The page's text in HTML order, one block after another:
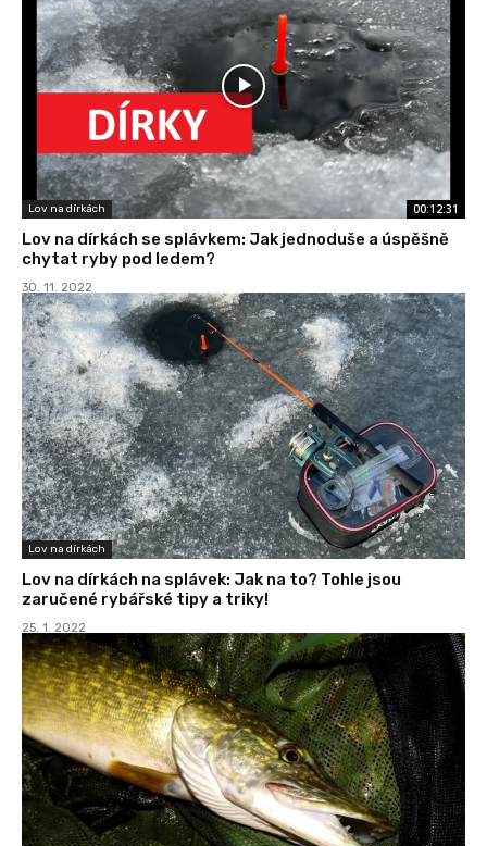
Lov na dírkách 00:12:31
Lov na dírkách se splávkem: Jak jednoduše a úspěšně
chytat ryby pod ledem?
30. 11. 2022
Lov na dírkách
Lov na dírkách na splávek: Jak na to? Tohle jsou
zaručené rybářské tipy a triky!
25. 1. 2022